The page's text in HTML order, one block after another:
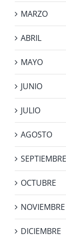
MARZO
ABRIL
MAYO
JUNIO
JULIO
AGOSTO
SEPTIEMBRE
OCTUBRE
NOVIEMBRE
DICIEMBRE